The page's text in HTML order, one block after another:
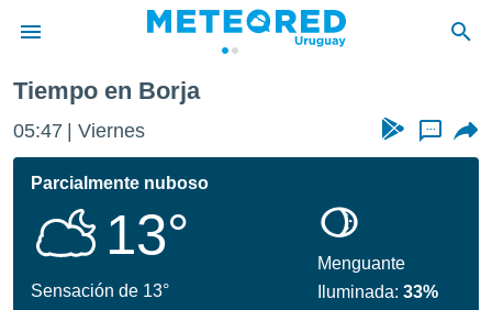
de
ha
que se
calidad.
a este
Tiempo en Borja
05:47 Viernes ...
Parcialmente nuboso
13°
Sensación de 13°
Menguante
Iluminada:33%